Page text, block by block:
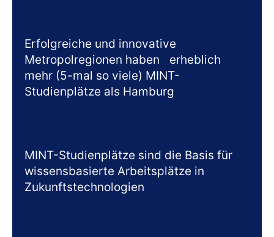
Erfolgreiche und innovative
Metropolregionen haben erheblich
mehr (5-mal so viele) MINT-
Studienplätze als Hamburg
MINT-Studienplätze sind die Basis für
wissensbasierte Arbeitsplätze in
Zukunftstechnologien